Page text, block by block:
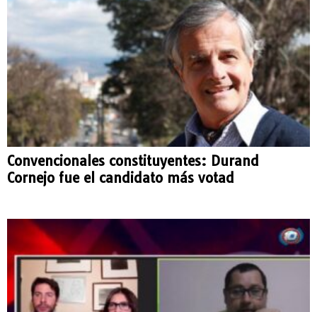
Convencionales constituyentes: Durand
Cornejo fue el candidato más votad